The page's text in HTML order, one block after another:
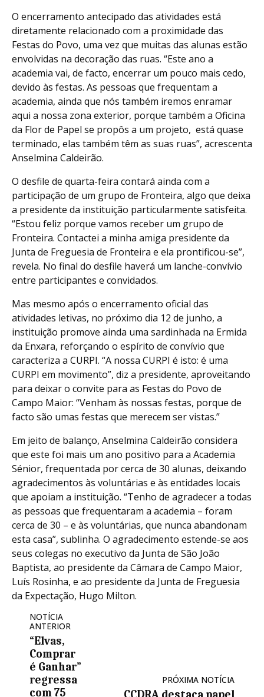
O encerramento antecipado das atividades está
diretamente relacionado com a proximidade das
Festas do Povo, uma vez que muitas das alunas estão
envolvidas na decoração das ruas. “Este ano a
academia vai, de facto, encerrar um pouco mais cedo,
devido às festas. As pessoas que frequentam a
academia, ainda que nós também iremos enramar
aqui a nossa zona exterior, porque também a Oficina
da Flor de Papel se propôs a um projeto, está quase
terminado, elas também têm as suas ruas”, acrescenta
Anselmina Caldeirão.
O desfile de quarta-feira contará ainda com a
participação de um grupo de Fronteira, algo que deixa
a presidente da instituição particularmente satisfeita.
“Estou feliz porque vamos receber um grupo de
Fronteira. Contactei a minha amiga presidente da
Junta de Freguesia de Fronteira e ela prontificou-se”,
revela. No final do desfile haverá um lanche-convívio
entre participantes e convidados.
Mas mesmo após o encerramento oficial das
atividades letivas, no próximo dia 12 de junho, a
instituição promove ainda uma sardinhada na Ermida
da Enxara, reforçando o espírito de convívio que
caracteriza a CURPI. “A nossa CURPI é isto: é uma
CURPI em movimento”, diz a presidente, aproveitando
para deixar o convite para as Festas do Povo de
Campo Maior: “Venham às nossas festas, porque de
facto são umas festas que merecem ser vistas.”
Em jeito de balanço, Anselmina Caldeirão considera
que este foi mais um ano positivo para a Academia
Sénior, frequentada por cerca de 30 alunas, deixando
agradecimentos às voluntárias e às entidades locais
que apoiam a instituição. “Tenho de agradecer a todas
as pessoas que frequentaram a academia – foram
cerca de 30 – e às voluntárias, que nunca abandonam
esta casa”, sublinha. O agradecimento estende-se aos
seus colegas no executivo da Junta de São João
Baptista, ao presidente da Câmara de Campo Maior,
Luís Rosinha, e ao presidente da Junta de Freguesia
da Expectação, Hugo Milton.
NOTÍCIA
ANTERIOR
“Elvas,
Comprar
é Ganhar”
regressa
com 75
PRÓXIMA NOTÍCIA